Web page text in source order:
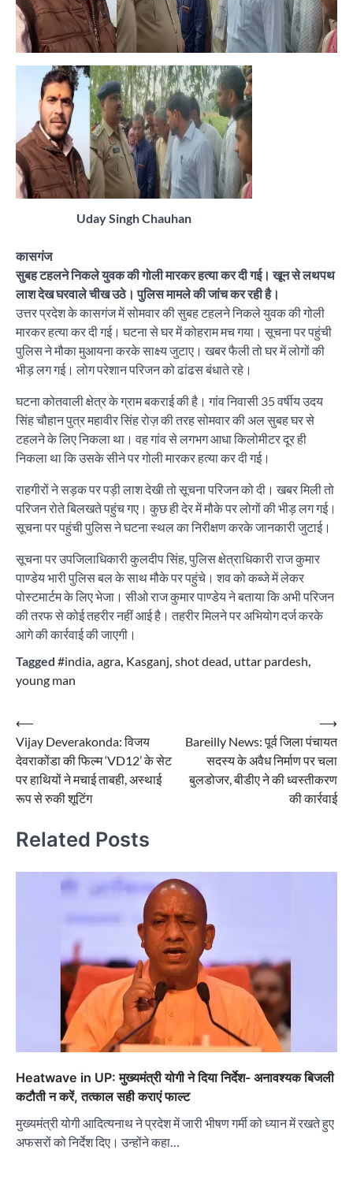
Uday Singh Chauhan
कासगंज
सुबह टहलने निकले युवक की गोली मारकर हत्या कर दी गई। खून से लथपथ
लाश देख घरवाले चीख उठे। पुलिस मामले की जांच कर रही है।
उत्तर प्रदेश के कासगंज में सोमवार की सुबह टहलने निकले युवक की गोली
मारकर हत्या कर दी गई। घटना से घर में कोहराम मच गया। सूचना पर पहुंची
पुलिस ने मौका मुआयना करके साक्ष्य जुटाए। खबर फैली तो घर में लोगों की
भीड़ लग गई। लोग परेशान परिजन को ढांढस बंधाते रहे।
घटना कोतवाली क्षेत्र के ग्राम बकराई की है। गांव निवासी 35 वर्षीय उदय
सिंह चौहान पुत्र महावीर सिंह रोज़ की तरह सोमवार की अल सुबह घर से
टहलने के लिए निकला था। वह गांव से लगभग आधा किलोमीटर दूर ही
निकला था कि उसके सीने पर गोली मारकर हत्या कर दी गई।
राहगीरों ने सड़क पर पड़ी लाश देखी तो सूचना परिजन को दी। खबर मिली तो
परिजन रोते बिलखते पहुंच गए। कुछ ही देर में मौके पर लोगों की भीड़ लग गई।
सूचना पर पहुंची पुलिस ने घटना स्थल का निरीक्षण करके जानकारी जुटाई।
सूचना पर उपजिलाधिकारी कुलदीप सिंह, पुलिस क्षेत्राधिकारी राज कुमार
पाण्डेय भारी पुलिस बल के साथ मौके पर पहुंचे। शव को कब्जे में लेकर
पोस्टमार्टम के लिए भेजा। सीओ राज कुमार पाण्डेय ने बताया कि अभी परिजन
की तरफ से कोई तहरीर नहीं आई है। तहरीर मिलने पर अभियोग दर्ज करके
आगे की कार्रवाई की जाएगी।
Tagged #india, agra, Kasganj, shot dead, uttar pardesh,
young man
Post
navigation
⟵
Vijay Deverakonda: विजय
देवराकोंडा की फिल्म ‘VD12’ के सेट
पर हाथियों ने मचाई ताबही, अस्थाई
रूप से रुकी शूटिंग
Bareilly News: पूर्व जिला पंचायत
सदस्य के अवैध निर्माण पर चला
बुलडोजर, बीडीए ने की ध्वस्तीकरण
की कार्रवाई
⟶
Related Posts
Heatwave in UP: मुख्यमंत्री योगी ने दिया निर्देश- अनावश्यक बिजली
कटौती न करें, तत्काल सही कराएं फाल्ट
मुख्यमंत्री योगी आदित्यनाथ ने प्रदेश में जारी भीषण गर्मी को ध्यान में रखते हुए
अफसरों को निर्देश दिए। उन्होंने कहा…